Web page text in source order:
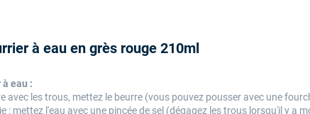
à eau en grès rouge 210ml
eau :
avec les trous, mettez le beurre (vous pouvez pousser avec une
: mettez l'eau avec une pincée de sel (dégagez les trous lorsqu'il y a